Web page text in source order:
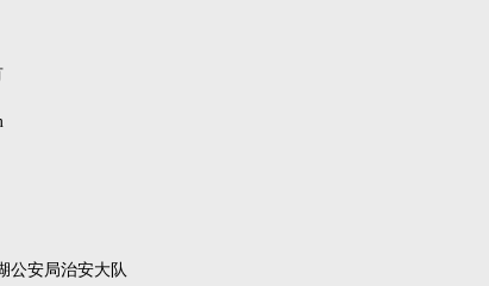
安局治安大队